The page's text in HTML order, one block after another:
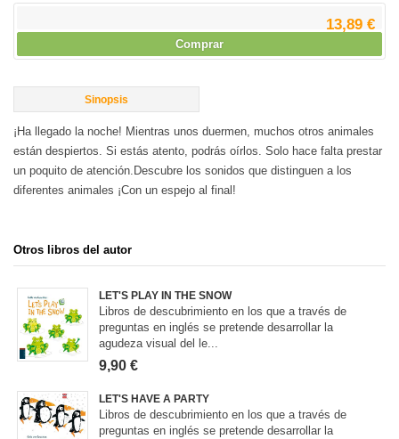
13,89 €
Comprar
Sinopsis
¡Ha llegado la noche! Mientras unos duermen, muchos otros animales
están despiertos. Si estás atento, podrás oírlos. Solo hace falta prestar
un poquito de atención.Descubre los sonidos que distinguen a los
diferentes animales ¡Con un espejo al final!
Otros libros del autor
LET'S PLAY IN THE SNOW
Libros de descubrimiento en los que a través de
preguntas en inglés se pretende desarrollar la
agudeza visual del le...
9,90 €
LET'S HAVE A PARTY
Libros de descubrimiento en los que a través de
preguntas en inglés se pretende desarrollar la